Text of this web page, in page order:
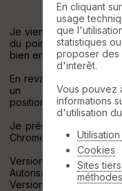
Je viens de constater
du point rouge sur la
bien en réseau qu'en
En revanche quand je
un
Je précise que toute
Chrome que VisuGPX.
Version Android : 12
Autorisation : Position.
Version : 1.1.6
En cliquant
usage
que
statistiques
proposer des
d'interêt.
Vous pouvez
informations
d'utilisation
Cookies
Sites